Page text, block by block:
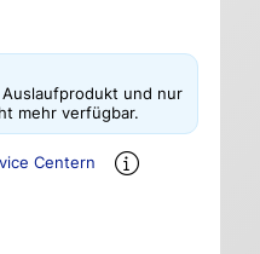
und nur
mehr verfügbar.
Centern